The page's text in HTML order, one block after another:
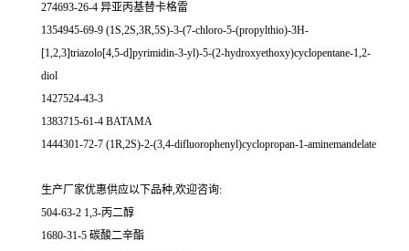
274693-26-4 异亚丙基替卡格雷
1354945-69-9 (1S,2S,3R,5S)-3-(7-chloro-5-(propylthio)-3H-
[1,2,3]triazolo[4,5-d]pyrimidin-3-yl)-5-(2-hydroxyethoxy)cyclopentane-1,2-
diol
1427524-43-3
1383715-61-4 BATAMA
1444301-72-7 (1R,2S)-2-(3,4-difluorophenyl)cyclopropan-1-aminemandelate
生产厂家优惠供应以下品种,欢迎咨询:
504-63-2 1,3-丙二醇
1680-31-5 碳酸二辛酯